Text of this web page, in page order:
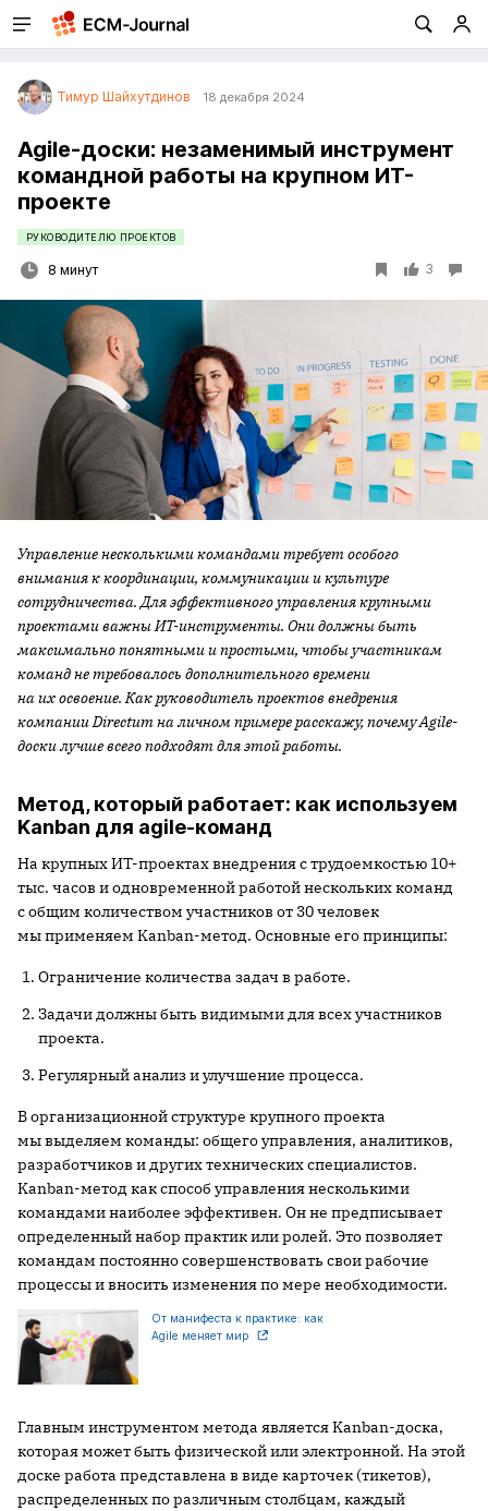
Тимур Шайхутдинов 18 декабря 2024
Agile-доски: незаменимый инструмент
командной работы на крупном ИТ-
проекте
РУКОВОДИТЕЛЮ ПРОЕКТОВ
8 минут 3
Управление несколькими командами требует особого
внимания к координации, коммуникации и культуре
сотрудничества. Для эффективного управления крупными
проектами важны ИТ-инструменты. Они должны быть
максимально понятными и простыми, чтобы участникам
команд не требовалось дополнительного времени
на их освоение. Как руководитель проектов внедрения
компании Directum на личном примере расскажу, почему Agile-
доски лучше всего подходят для этой работы.
Метод, который работает: как используем
Kanban для agile-команд
На крупных ИТ-проектах внедрения с трудоемкостью 10+
тыс. часов и одновременной работой нескольких команд
с общим количеством участников от 30 человек
мы применяем Kanban-метод. Основные его принципы:
Ограничение количества задач в работе.
Задачи должны быть видимыми для всех участников
проекта.
Регулярный анализ и улучшение процесса.
В организационной структуре крупного проекта
мы выделяем команды: общего управления, аналитиков,
разработчиков и других технических специалистов.
Kanban-метод как способ управления несколькими
командами наиболее эффективен. Он не предписывает
определенный набор практик или ролей. Это позволяет
командам постоянно совершенствовать свои рабочие
процессы и вносить изменения по мере необходимости.
От манифеста к практике: как
Agile меняет мир
Главным инструментом метода является Kanban-доска,
которая может быть физической или электронной. На этой
доске работа представлена в виде карточек (тикетов),
распределенных по различным столбцам, каждый